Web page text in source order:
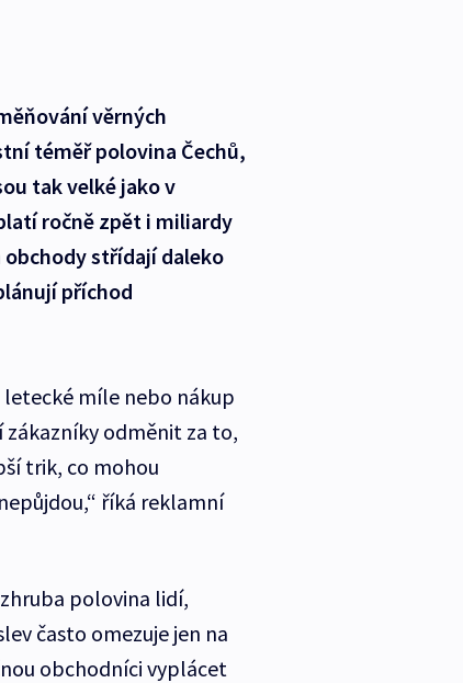
věrných
téměř polovina Čechů,
tak velké jako v
ročně zpět i miliardy
obchody střídají daleko
příchod
míle nebo nákup
zákazníky odměnit za to,
trik, co mohou
říká reklamní
polovina lidí,
často omezuje jen na
obchodníci vyplácet